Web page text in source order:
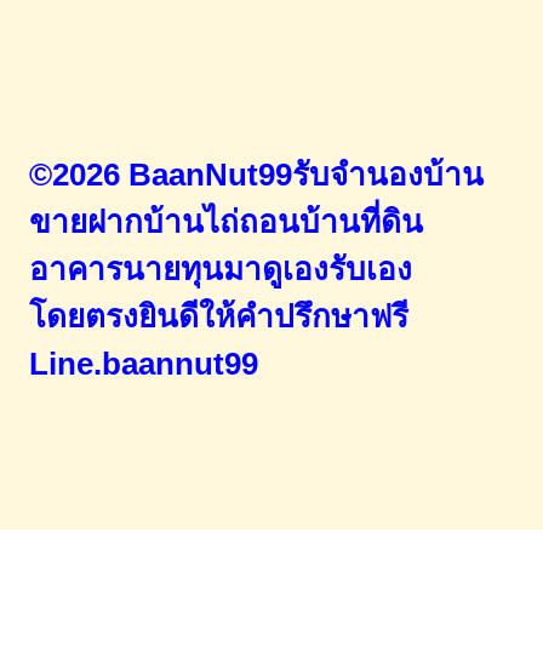
©2026 BaanNut99รับจำนองบ้าน
ขายฝากบ้านไถ่ถอนบ้านที่ดิน
อาคารนายทุนมาดูเองรับเอง
โดยตรงยินดีให้คำปรึกษาฟรี
Line.baannut99